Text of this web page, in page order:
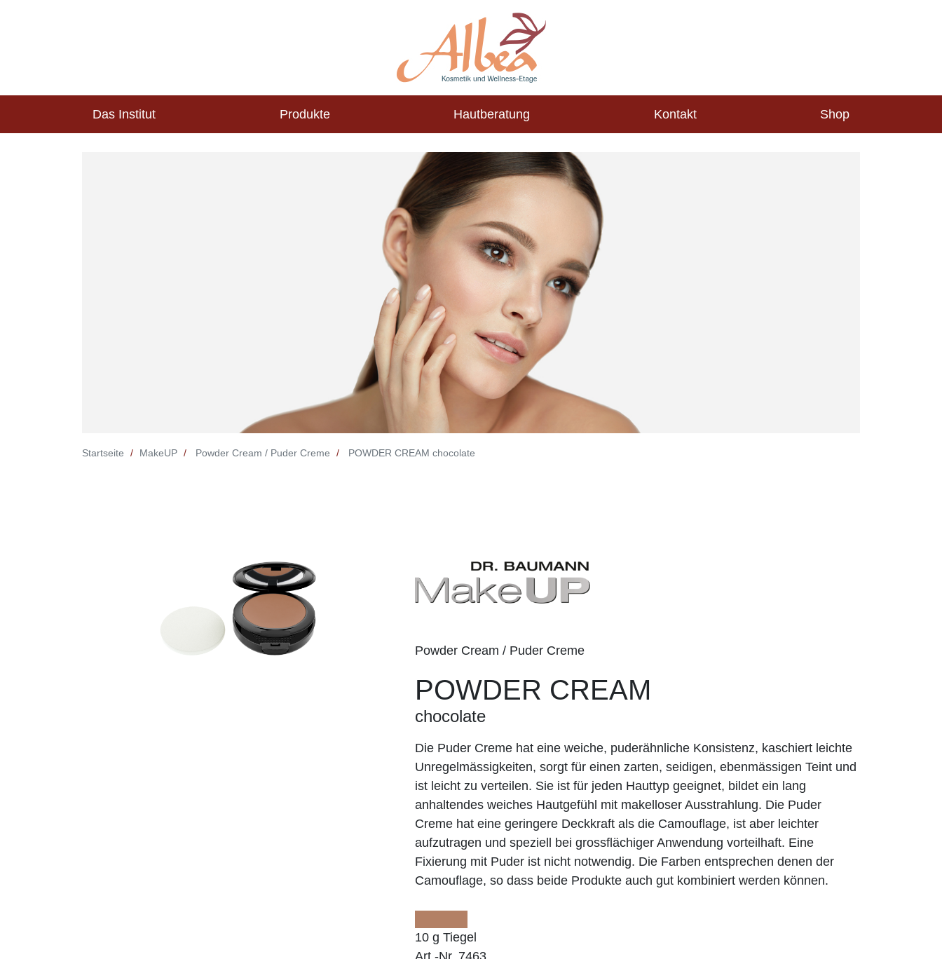
Das Institut Produkte Hautberatung Kontakt Shop
Startseite MakeUP Powder Cream / Puder Creme POWDER CREAM chocolate
Powder Cream / Puder Creme
POWDER CREAM
chocolate
Die Puder Creme hat eine weiche, puderähnliche Konsistenz, kaschiert leichte
Unregelmässigkeiten, sorgt für einen zarten, seidigen, ebenmässigen Teint und
ist leicht zu verteilen. Sie ist für jeden Hauttyp geeignet, bildet ein lang
anhaltendes weiches Hautgefühl mit makelloser Ausstrahlung. Die Puder
Creme hat eine geringere Deckkraft als die Camouflage, ist aber leichter
aufzutragen und speziell bei grossflächiger Anwendung vorteilhaft. Eine
Fixierung mit Puder ist nicht notwendig. Die Farben entsprechen denen der
Camouflage, so dass beide Produkte auch gut kombiniert werden können.
10 g Tiegel
Art.-Nr. 7463